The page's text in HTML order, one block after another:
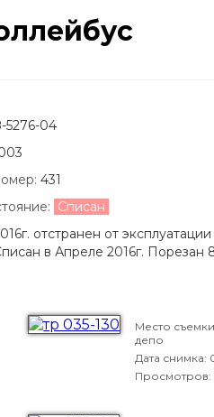
5276-04
431
Списан
отстранен от
в Апреле 2016г. Порезан
Место
депо
Дата снимка:
Просмотров: